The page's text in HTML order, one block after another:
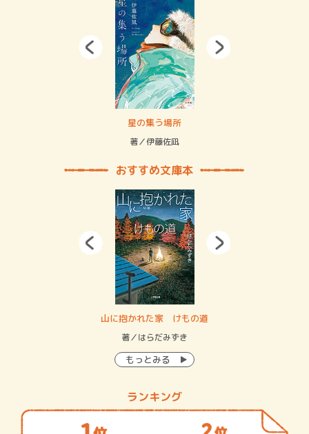
星の集う場所
著／伊藤佐凪
おすすめ文庫本
山に抱かれた家 けもの道
著／はらだみずき
もっとみる
ランキング